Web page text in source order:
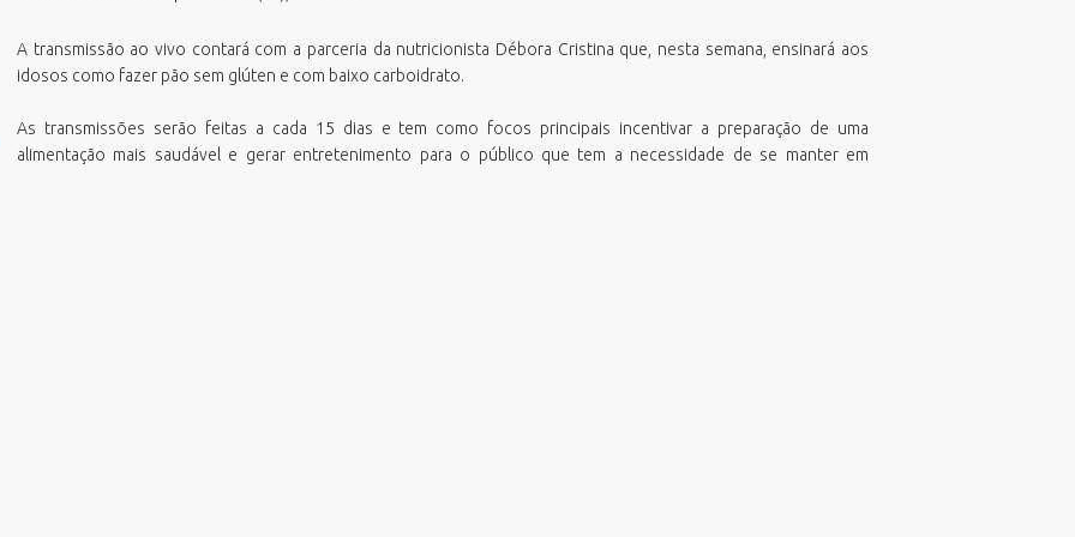
de Pessoas
Inovação e Orçamento
Ambiente e Sustentabilidade
Orgão Colegiado
de Guias para Pagamento
Parecer Técnico Saúde
Taxas Alvará (VISA e TLL)
Fiscal Eletrônica
RHWeb
A transmissão ao vivo contará com a parceria da nutricionista Débora Cristina que, nesta semana, ensinará aos
idosos como fazer pão sem glúten e com baixo carboidrato.
As transmissões serão feitas a cada 15 dias e tem como focos principais incentivar a preparação de uma
alimentação mais saudável e gerar entretenimento para o público que tem a necessidade de se manter em